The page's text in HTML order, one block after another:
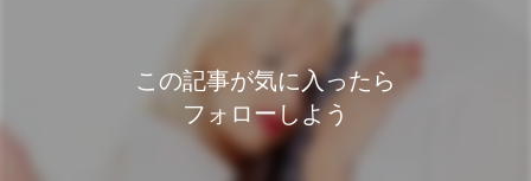
この記事が気に入ったら
フォローしよう